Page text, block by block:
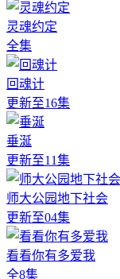
灵魂约定
全集
回魂计
更新至16集
垂涎
更新至11集
师大公园地下社会
更新至04集
看看你有多爱我
全8集